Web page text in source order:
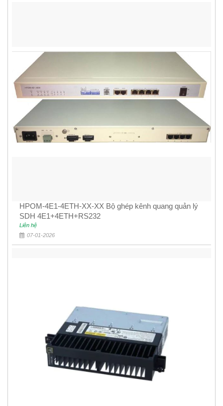
HPOM-4E1-4ETH-XX-XX Bộ ghép kênh quang quản lý
SDH 4E1+4ETH+RS232
Liên hệ
07-01-2026